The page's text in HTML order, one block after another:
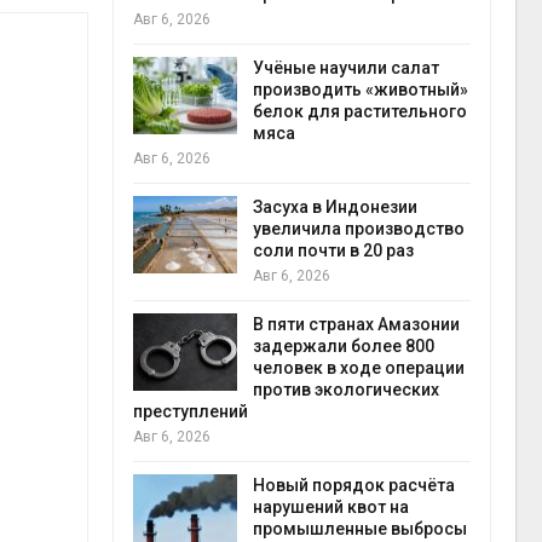
для сбора
Авг 6, 2026
Учёные научили салат
производить «животный»
белок для растительного
мяса
Авг 6, 2026
Засуха в Индонезии
увеличила производство
соли почти в 20 раз
Авг 6, 2026
В пяти странах Амазонии
задержали более 800
человек в ходе операции
против экологических
преступлений
Авг 6, 2026
Новый порядок расчёта
нарушений квот на
промышленные выбросы